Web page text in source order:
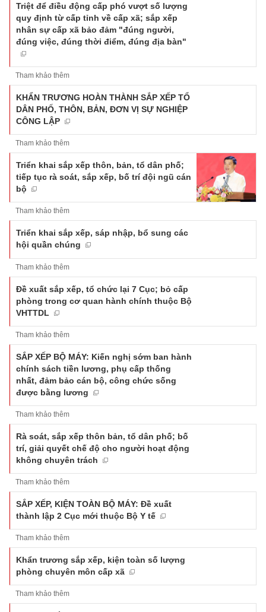
Triệt để điều động cấp phó vượt số lượng
quy định từ cấp tỉnh về cấp xã; sắp xếp
nhân sự cấp xã bảo đảm "đúng người,
đúng việc, đúng thời điểm, đúng địa bàn"
Tham khảo thêm
KHẨN TRƯƠNG HOÀN THÀNH SẮP XẾP TỔ
DÂN PHỐ, THÔN, BẢN, ĐƠN VỊ SỰ NGHIỆP
CÔNG LẬP
Tham khảo thêm
Triển khai sắp xếp thôn, bản, tổ dân phố;
tiếp tục rà soát, sắp xếp, bố trí đội ngũ cán
bộ
Tham khảo thêm
Triển khai sắp xếp, sáp nhập, bổ sung các
hội quần chúng
Tham khảo thêm
Đề xuất sắp xếp, tổ chức lại 7 Cục; bỏ cấp
phòng trong cơ quan hành chính thuộc Bộ
VHTTDL
Tham khảo thêm
SẮP XẾP BỘ MÁY: Kiến nghị sớm ban hành
chính sách tiền lương, phụ cấp thống
nhất, đảm bảo cán bộ, công chức sống
được bằng lương
Tham khảo thêm
Rà soát, sắp xếp thôn bản, tổ dân phố; bố
trí, giải quyết chế độ cho người hoạt động
không chuyên trách
Tham khảo thêm
SẮP XẾP, KIỆN TOÀN BỘ MÁY: Đề xuất
thành lập 2 Cục mới thuộc Bộ Y tế
Tham khảo thêm
Khẩn trương sắp xếp, kiện toàn số lượng
phòng chuyên môn cấp xã
Tham khảo thêm